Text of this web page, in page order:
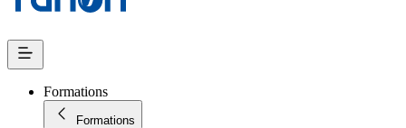
Formations
Formations